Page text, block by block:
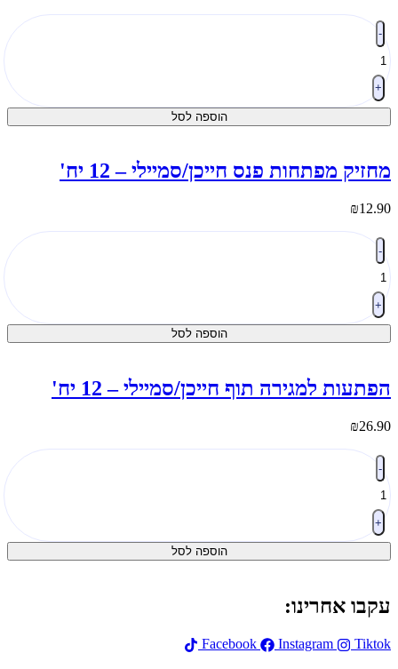
סמיילי
הוספה לסל
מפתחות פנס חייכן/סמיילי – 12 יח'
₪
סמיילי
הוספה לסל
למגירה תוף חייכן/סמיילי – 12 יח'
₪
סמיילי
הוספה לסל
אחרינו:
Facebook Instagram